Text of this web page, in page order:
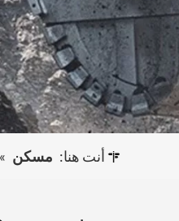
محول دلو الأسنان
مرفقات حفارة أخرى
أنت هنا: مسكن »